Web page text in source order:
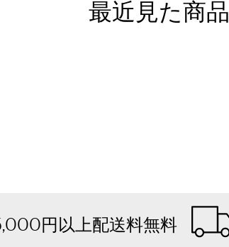
最近見た商品
円以上配送料無料